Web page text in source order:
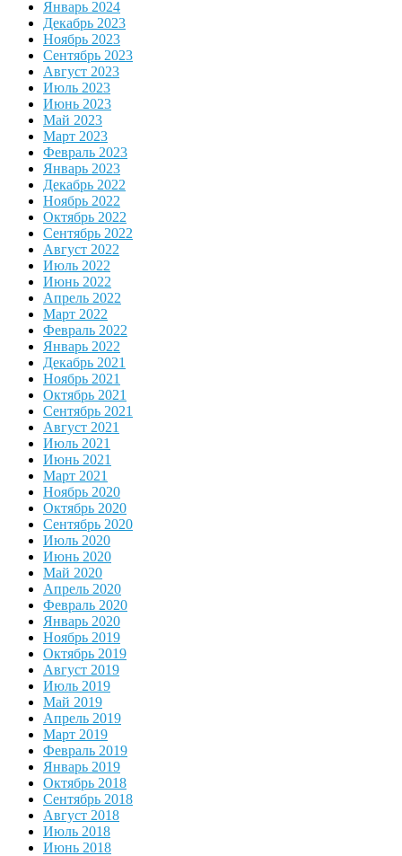
Январь 2024
Декабрь 2023
Ноябрь 2023
Сентябрь 2023
Август 2023
Июль 2023
Июнь 2023
Май 2023
Март 2023
Февраль 2023
Январь 2023
Декабрь 2022
Ноябрь 2022
Октябрь 2022
Сентябрь 2022
Август 2022
Июль 2022
Июнь 2022
Апрель 2022
Март 2022
Февраль 2022
Январь 2022
Декабрь 2021
Ноябрь 2021
Октябрь 2021
Сентябрь 2021
Август 2021
Июль 2021
Июнь 2021
Март 2021
Ноябрь 2020
Октябрь 2020
Сентябрь 2020
Июль 2020
Июнь 2020
Май 2020
Апрель 2020
Февраль 2020
Январь 2020
Ноябрь 2019
Октябрь 2019
Август 2019
Июль 2019
Май 2019
Апрель 2019
Март 2019
Февраль 2019
Январь 2019
Октябрь 2018
Сентябрь 2018
Август 2018
Июль 2018
Июнь 2018